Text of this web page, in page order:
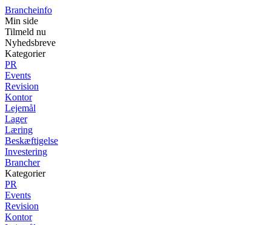
Brancheinfo
Min side
Tilmeld nu
Nyhedsbreve
Kategorier
PR
Events
Revision
Kontor
Lejemål
Lager
Læring
Beskæftigelse
Investering
Brancher
Kategorier
PR
Events
Revision
Kontor